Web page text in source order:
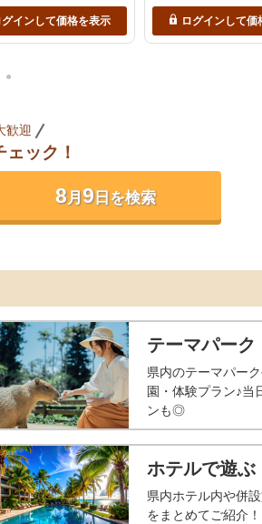
グインして価格を表示
らお仕事体験コーナ
だくさん☆＜当日17
約OK＞｜波の上わ
ログインして価
歓迎
ック！
8月9日を検索
テーマパーク
県内のテーマパー
園・体験プラン♪当
ンも◎
ホテルで遊ぶ
県内ホテル内や併
をまとめてご紹介！